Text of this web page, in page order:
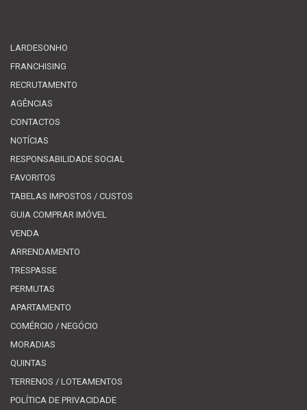
LARDESONHO
FRANCHISING
RECRUTAMENTO
AGÊNCIAS
CONTACTOS
NOTÍCIAS
RESPONSABILIDADE SOCIAL
FAVORITOS
TABELAS IMPOSTOS / CUSTOS
GUIA COMPRAR IMÓVEL
VENDA
ARRENDAMENTO
TRESPASSE
PERMUTAS
APARTAMENTO
COMÉRCIO / NEGÓCIO
MORADIAS
QUINTAS
TERRENOS / LOTEAMENTOS
POLÍTICA DE PRIVACIDADE